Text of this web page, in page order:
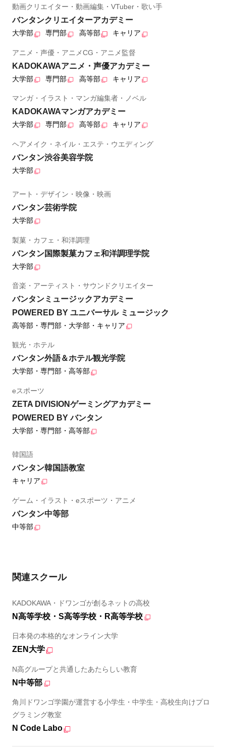
動画クリエイター・動画編集・VTuber・歌い手
バンタンクリエイターアカデミー
大学部 専門部 高等部 キャリア
アニメ・声優・アニメCG・アニメ監督
KADOKAWAアニメ・声優アカデミー
大学部 専門部 高等部 キャリア
マンガ・イラスト・マンガ編集者・ノベル
KADOKAWAマンガアカデミー
大学部 専門部 高等部 キャリア
ヘアメイク・ネイル・エステ・ウエディング
バンタン渋谷美容学院
大学部
アート・デザイン・映像・映画
バンタン芸術学院
大学部
製菓・カフェ・和洋調理
バンタン国際製菓カフェ和洋調理学院
大学部
音楽・アーティスト・サウンドクリエイター
バンタンミュージックアカデミー
POWERED BY ユニバーサル ミュージック
高等部・専門部・大学部・キャリア
観光・ホテル
バンタン外語＆ホテル観光学院
大学部・専門部・高等部
eスポーツ
ZETA DIVISIONゲーミングアカデミー
POWERED BY バンタン
大学部・専門部・高等部
韓国語
バンタン韓国語教室
キャリア
ゲーム・イラスト・eスポーツ・アニメ
バンタン中等部
中等部
関連スクール
KADOKAWA・ドワンゴが創るネットの高校
N高等学校・S高等学校・R高等学校
日本発の本格的なオンライン大学
ZEN大学
N高グループと共通したあたらしい教育
N中等部
角川ドワンゴ学園が運営する小学生・中学生・高校生向けプロ
グラミング教室
N Code Labo